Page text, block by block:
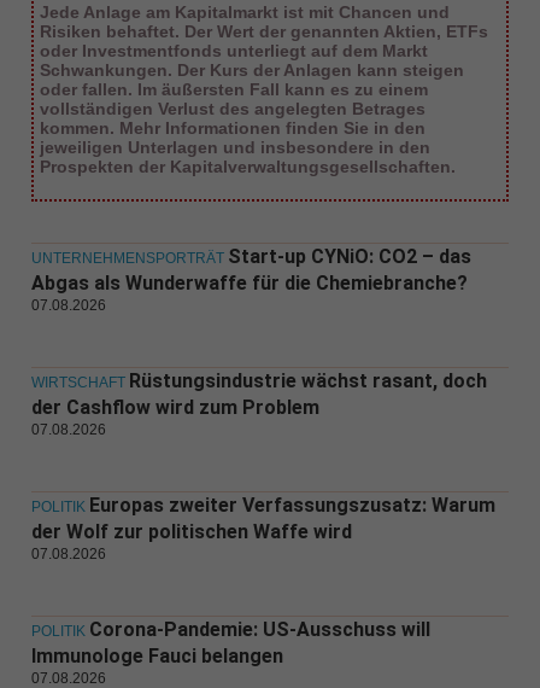
Jede Anlage am Kapitalmarkt ist mit Chancen und
Risiken behaftet. Der Wert der genannten Aktien, ETFs
oder Investmentfonds unterliegt auf dem Markt
Schwankungen. Der Kurs der Anlagen kann steigen
oder fallen. Im äußersten Fall kann es zu einem
vollständigen Verlust des angelegten Betrages
kommen. Mehr Informationen finden Sie in den
jeweiligen Unterlagen und insbesondere in den
Prospekten der Kapitalverwaltungsgesellschaften.
UNTERNEHMENSPORTRÄT Start-up CYNiO: CO2 – das
Abgas als Wunderwaffe für die Chemiebranche?
07.08.2026
WIRTSCHAFT Rüstungsindustrie wächst rasant, doch
der Cashflow wird zum Problem
07.08.2026
POLITIK Europas zweiter Verfassungszusatz: Warum
der Wolf zur politischen Waffe wird
07.08.2026
POLITIK Corona-Pandemie: US-Ausschuss will
Immunologe Fauci belangen
07.08.2026